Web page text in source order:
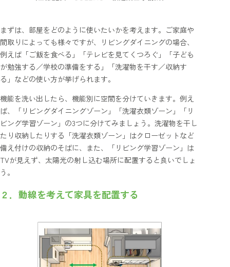
まずは、部屋をどのように使いたいかを考えます。ご家庭や
間取りによっても様々ですが、リビングダイニングの場合、
例えば「ご飯を食べる」「テレビを見てくつろぐ」「子ども
が勉強する／学校の準備をする」「洗濯物を干す／収納す
る」などの使い方が挙げられます。
機能を洗い出したら、機能別に空間を分けていきます。例え
ば、「リビングダイニングゾーン」「洗濯衣類ゾーン」「リ
ビング学習ゾーン」の3つに分けてみましょう。洗濯物を干し
たり収納したりする「洗濯衣類ゾーン」はクローゼットなど
備え付けの収納のそばに、また、「リビング学習ゾーン」は
TVが見えず、太陽光の射し込む場所に配置すると良いでしょ
う。
２．動線を考えて家具を配置する